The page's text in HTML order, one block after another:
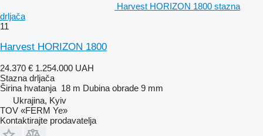
Harvest HORIZON 1800 stazna
drljača
11
Harvest HORIZON 1800
24.370 € 1.254.000 UAH
Stazna drljača
Širina hvatanja 18 m Dubina obrade 9 mm
Ukrajina, Kyiv
TOV «FERM Ye»
Kontaktirajte prodavatelja